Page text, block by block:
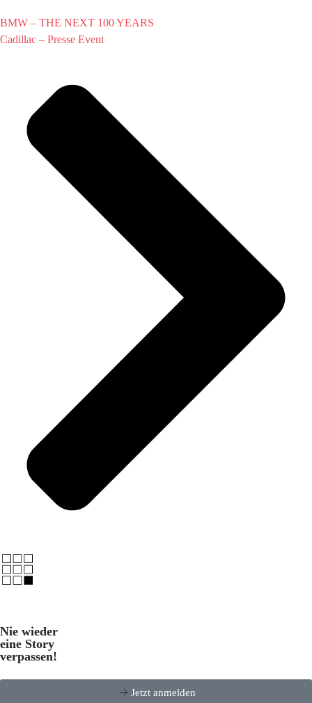
BMW – THE NEXT 100 YEARS
Cadillac – Presse Event
Nie wieder
eine Story
verpassen!
Jetzt anmelden